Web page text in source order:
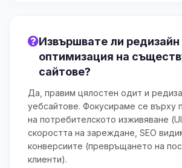
Извършвате ли редизайн
оптимизация на
сайтове?
Да, правим цялостен одит и
уебсайтове. Фокусираме се върху
на потребителското изживяване
скоростта на зареждане, SEO
конверсиите (превръщането на
клиенти).